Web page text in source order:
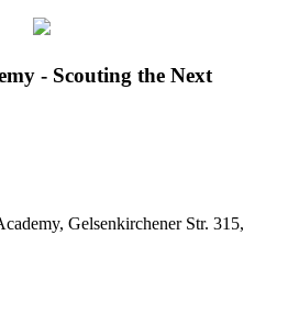
- Scouting the Next
Gelsenkirchener Str. 315,